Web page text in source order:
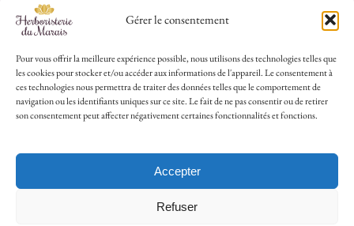
Gérer le consentement
Pour vous offrir la meilleure expérience possible, nous utilisons des technologies telles que
les cookies pour stocker et/ou accéder aux informations de l'appareil. Le consentement à
ces technologies nous permettra de traiter des données telles que le comportement de
navigation ou les identifiants uniques sur ce site. Le fait de ne pas consentir ou de retirer
son consentement peut affecter négativement certaines fonctionnalités et fonctions.
Accepter
Refuser
Téléphone
+33 6 78 19 34 25
S’adresser à l’herboristerie :
6 rue des Filles du Calvaire
75003 Paris
France
Lu-Sa : 10h30/13h30 – 14h30/19h30
Dim (Oct à Mai) : 12h/17h30